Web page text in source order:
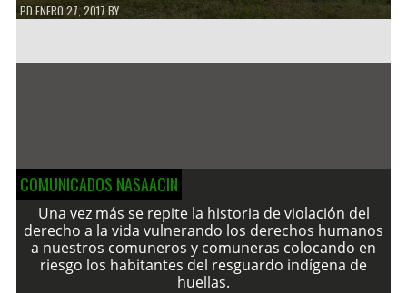
PDENERO 27, 2017 BY
COMUNICADOS NASAACIN
Una vez más se repite la historia de violación del
derecho a la vida vulnerando los derechos humanos
a nuestros comuneros y comuneras colocando en
riesgo los habitantes del resguardo indígena de
huellas.